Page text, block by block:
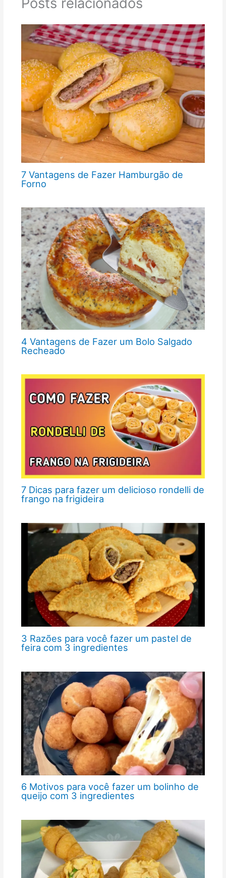
7 Vantagens de Fazer Hamburgão de
Forno
4 Vantagens de Fazer um Bolo Salgado
Recheado
7 Dicas para fazer um delicioso rondelli de
frango na frigideira
3 Razões para você fazer um pastel de
feira com 3 ingredientes
6 Motivos para você fazer um bolinho de
queijo com 3 ingredientes